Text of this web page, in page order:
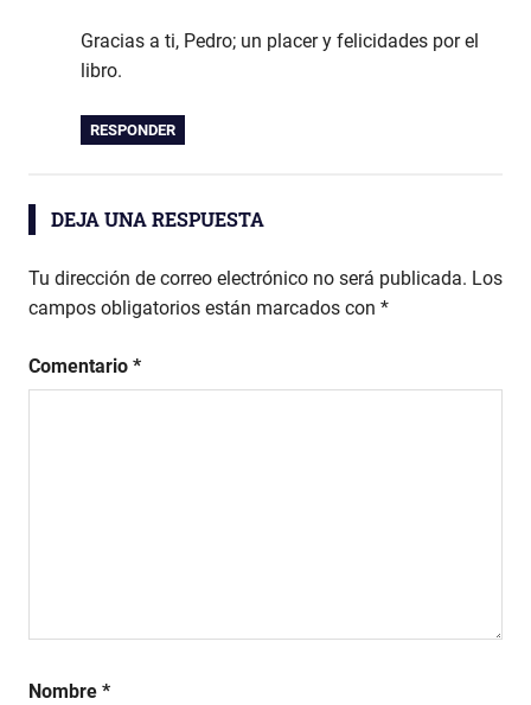
Gracias a ti, Pedro; un placer y felicidades por el
libro.
RESPONDER
DEJA UNA RESPUESTA
Tu dirección de correo electrónico no será publicada. Los
campos obligatorios están marcados con *
Comentario *
Nombre *